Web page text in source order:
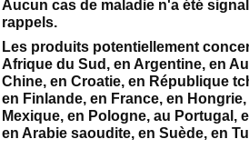
Aucun cas de maladie n'a été
rappels.
Les produits potentiellement
Afrique du Sud, en Argentine, en
Chine, en Croatie, en République
en Finlande, en France, en
Mexique, en Pologne, au Portugal,
en Arabie saoudite, en Suède, en